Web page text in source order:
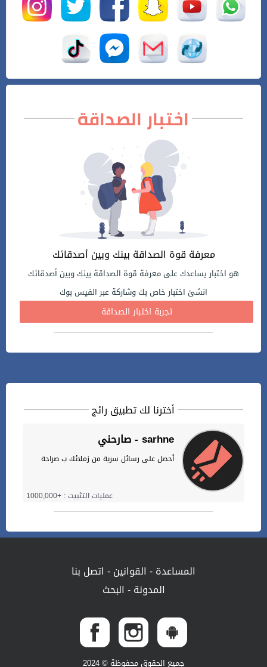
اختبار الصداقة
معرفة قوة الصداقة بينك وبين أصدقائك
هو اختبار يساعدك على معرفة قوة الصداقة بينك وبين أصدقائك
انشئ اختبار خاص بك وشاركة عبر الفيس بوك
تجربة اختبار الصداقة
أخترنا لك تطبيق رائج
صارحني - sarhne
أحصل على رسائل سرية من زملائك ب صراحة
عمليات التثبيت : +1000,000
المساعدة- القوانين- اتصل بنا
المدونة- البحث
جميع الحقوق محفوظة © 2024